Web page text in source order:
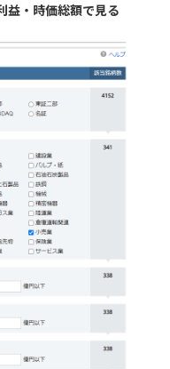
益・時価総額で見る